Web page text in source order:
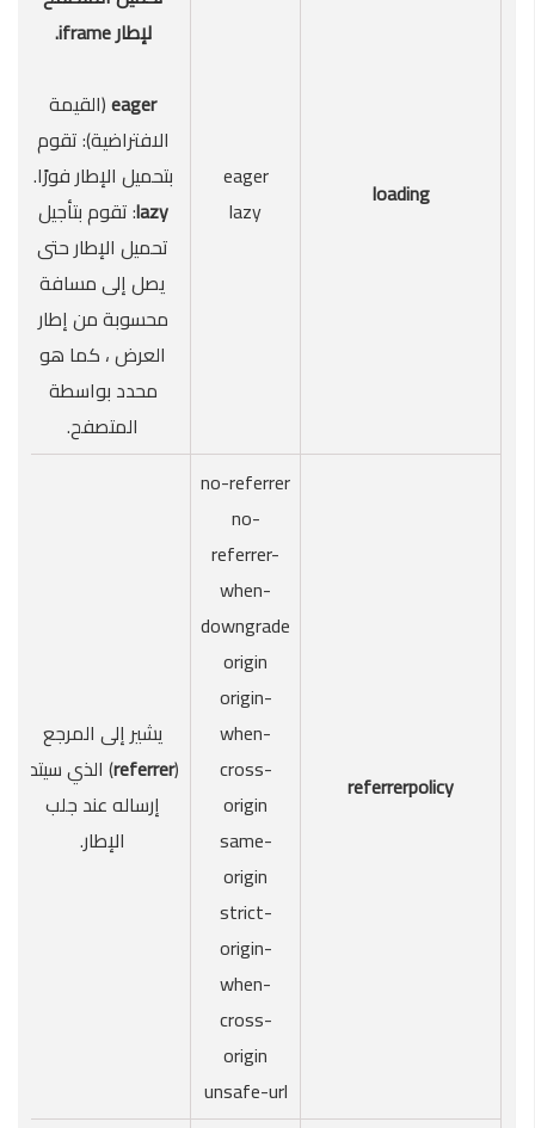
loading
eager
lazy
لإطار iframe.
eager(القيمة
الافتراضية): تقوم
بتحميل الإطار فورًا.
lazy: تقوم بتأجيل
تحميل الإطار حتى
يصل إلى مسافة
محسوبة من إطار
العرض ، كما هو
محدد بواسطة
المتصفح.
referrerpolicy
no-referrer
no-
referrer-
when-
downgrade
origin
origin-
when-
cross-
origin
same-
origin
strict-
origin-
when-
cross-
origin
unsafe-url
يشير إلى المرجع
(
referrer) الذي سيتم
إرساله عند جلب
الإطار.